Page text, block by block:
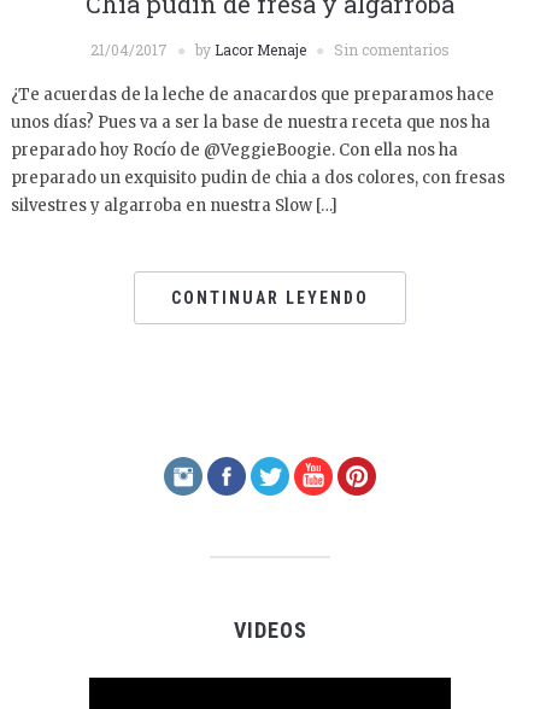
21/04/2017 by Lacor Menaje Sin comentarios
¿Te acuerdas de la leche de anacardos que preparamos hace
unos días? Pues va a ser la base de nuestra receta que nos ha
preparado hoy Rocío de @VeggieBoogie. Con ella nos ha
preparado un exquisito pudin de chia a dos colores, con fresas
silvestres y algarroba en nuestra Slow […]
CONTINUAR LEYENDO
VIDEOS